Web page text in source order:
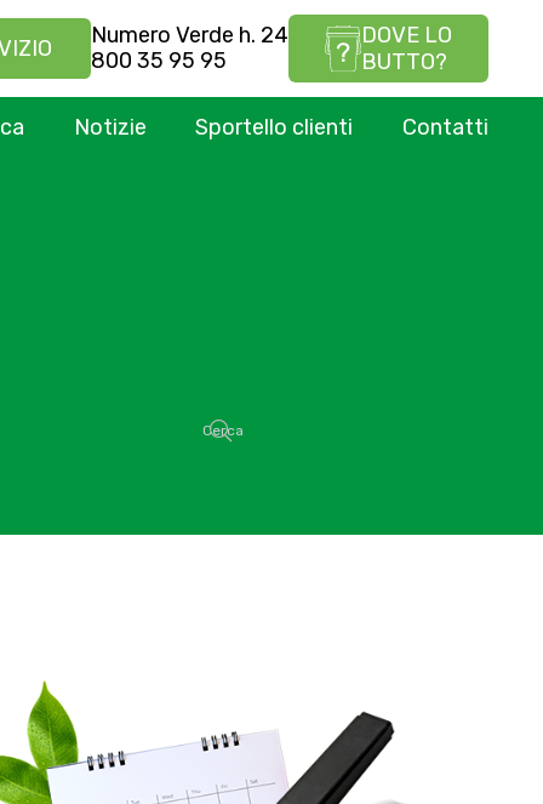
Numero Verde h. 24
800 35 95 95
DOVE LO
BUTTO?
Notizie Sportello clienti Contatti